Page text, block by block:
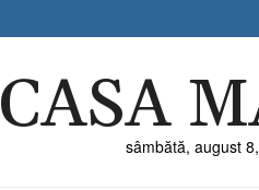
CASAsâmbătă, august